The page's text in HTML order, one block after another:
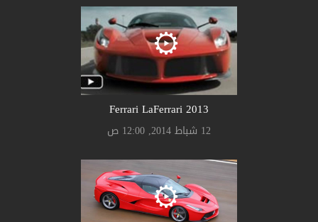
Ferrari LaFerrari 2013
12 شباط 2014, 12:00 ص